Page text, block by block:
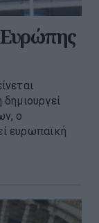
ο
ευρωπαϊκή